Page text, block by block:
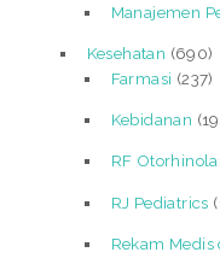
Manajemen
Kesehatan (690)
Farmasi (237)
Kebidanan
RF
RJ Pediatrics
Rekam Medis